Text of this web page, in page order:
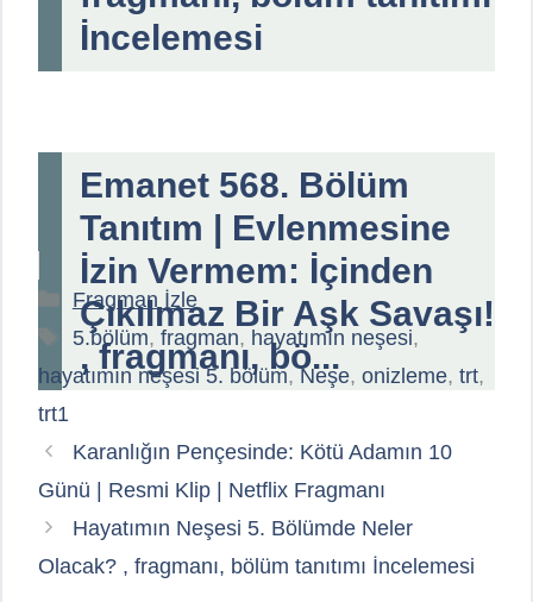
İncelemesi
Emanet 568. Bölüm
Tanıtım | Evlenmesine
İzin Vermem: İçinden
Çıkılmaz Bir Aşk Savaşı!
, fragmanı, bö...
Kategoriler
Fragman İzle
Etiketler
5.bölüm, fragman, hayatımın neşesi,
hayatımın neşesi 5. bölüm,Neşe, onizleme, trt,
trt1
Karanlığın Pençesinde: Kötü Adamın 10
Günü | Resmi Klip | Netflix Fragmanı
Hayatımın Neşesi 5. Bölümde Neler
Olacak? , fragmanı, bölüm tanıtımı İncelemesi